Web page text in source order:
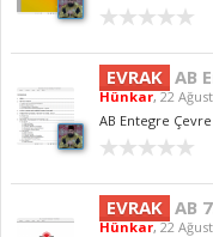
EVRAK AB
Hünkar,22
AB Entegre
EVRAK AB
Hünkar,22